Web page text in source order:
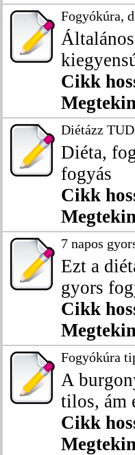
Fogyókúra,
Cikk
Diétázz
Diéta,
fogyás
Cikk
7 napos
Ezt a
gyors
Cikk
Fogyókúra
A
tilos, ám
Cikk